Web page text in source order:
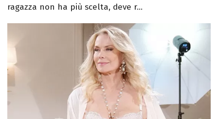
ragazza non ha più scelta, deve r...